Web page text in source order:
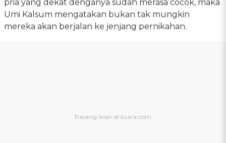
pria yang dekat denganya sudah merasa cocok, maka
Umi Kalsum mengatakan bukan tak mungkin
mereka akan berjalan ke jenjang pernikahan.